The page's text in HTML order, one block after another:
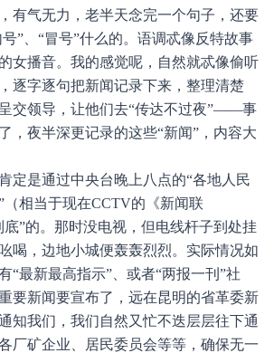
有气无力，老半天念完一个句子，还要
”、“冒号”什么的。语调忒像反特故事
女播音。我的感觉呢，自然就忒像偷听
逐字逐句把新闻记录下来，整理清楚
交领导，让他们去“传达不过夜”——事
，夜半深更记录的这些“新闻”，内容大
定是通过中央台晚上八点的“各地人民
（相当于现在CCTV的《新闻联
”的。那时没电视，但电线杆子到处挂
喝，边地小城便轰轰烈烈。实际情况如
“最新最高指示”、或者“两报一刊”社
要新闻要宣布了，远在昆明的省革委新
知我们，我们自然又忙不迭层层往下通
厂矿企业、居民委员会等等，确保无一